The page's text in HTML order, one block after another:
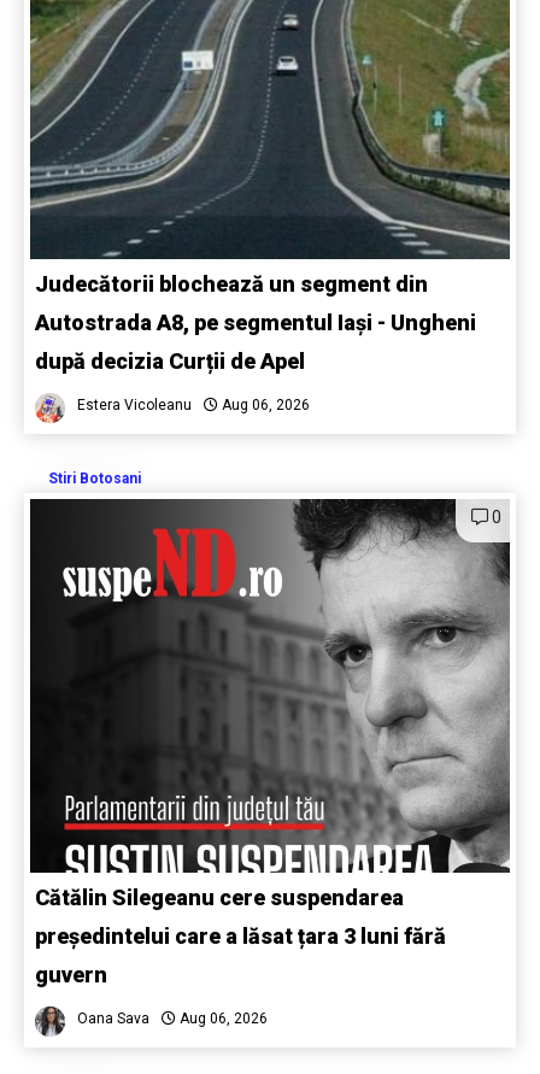
Judecătorii blochează un segment din
Autostrada A8, pe segmentul Iași - Ungheni
după decizia Curții de Apel
Estera Vicoleanu Aug 06, 2026
Stiri Botosani
0
Cătălin Silegeanu cere suspendarea
președintelui care a lăsat țara 3 luni fără
guvern
Oana Sava Aug 06, 2026